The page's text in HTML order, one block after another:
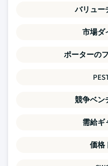
バリュー
市場ダ
ポーターの
競争ベン
需給ギ
価格